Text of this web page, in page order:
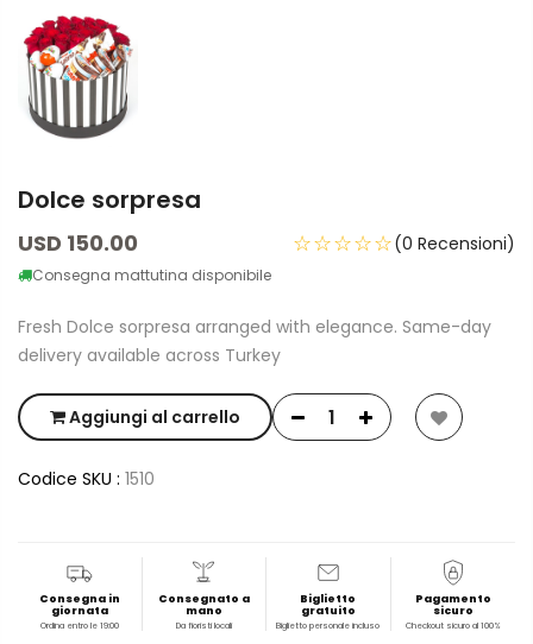
Dolce sorpresa
USD 150.00
Consegna mattutina disponibile
☆☆☆☆☆(0 Recensioni)
Fresh Dolce sorpresa arranged with elegance. Same-day
delivery available across Turkey
Aggiungi al carrello
Codice SKU : 1510
Consegna in
giornata
Ordina entro le 19:00
Consegnato a
mano
Da fioristi locali
Biglietto
gratuito
Biglietto personale incluso
Pagamento
sicuro
Checkout sicuro al 100%